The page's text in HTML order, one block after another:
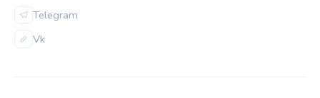
Telegram
Vk